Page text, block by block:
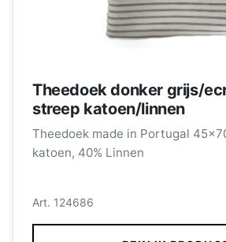
Theedoek donker grijs/
streep katoen/linnen
Theedoek made in Portugal
katoen, 40% Linnen
Art. 124686